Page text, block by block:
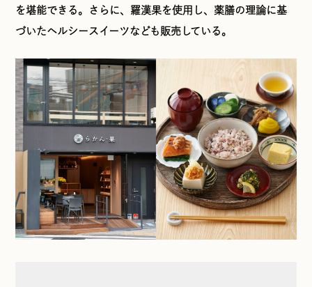
を堪能できる。さらに、羅漢果を使用し、薬膳の理論に基
づいたヘルシースイーツなども販売している。